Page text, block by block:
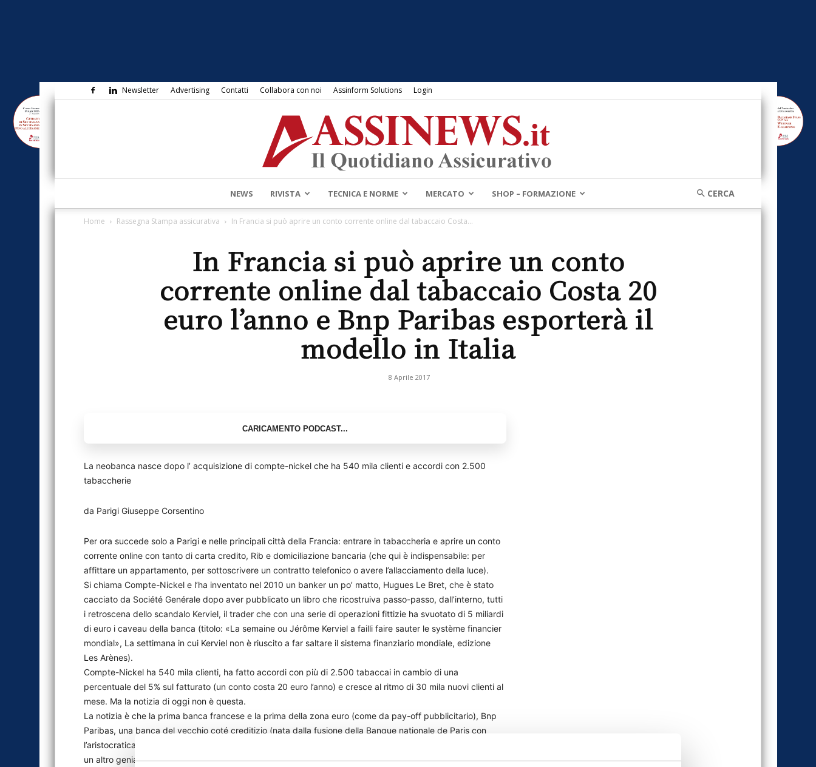
Newsletter Advertising Contatti Collabora con noi Assinform Solutions Login
Assinews.it
NEWS RIVISTA TECNICA E NORME MERCATO SHOP – FORMAZIONE
Home Rassegna Stampa assicurativa In Francia si può aprire un conto corrente online dal tabaccaio Costa...
In Francia si può aprire un conto
corrente online dal tabaccaio Costa 20
euro l’anno e Bnp Paribas esporterà il
modello in Italia
8 Aprile 2017
La neobanca nasce dopo l’ acquisizione di compte-nickel che ha 540 mila clienti e accordi con 2.500
tabaccherie
da Parigi Giuseppe Corsentino
Per ora succede solo a Parigi e nelle principali città della Francia: entrare in tabaccheria e aprire un conto
corrente online con tanto di carta credito, Rib e domiciliazione bancaria (che qui è indispensabile: per
affittare un appartamento, per sottoscrivere un contratto telefonico o avere l’allacciamento della luce).
Si chiama Compte-Nickel e l’ha inventato nel 2010 un banker un po’ matto, Hugues Le Bret, che è stato
cacciato da Société Genérale dopo aver pubblicato un libro che ricostruiva passo-passo, dall’interno, tutti
i retroscena dello scandalo Kerviel, il trader che con una serie di operazioni fittizie ha svuotato di 5 miliardi
di euro i caveau della banca (titolo: «La semaine ou Jérôme Kerviel a failli faire sauter le système financier
mondial», La settimana in cui Kerviel non è riuscito a far saltare il sistema finanziario mondiale, edizione
Les Arènes).
Compte-Nickel ha 540 mila clienti, ha fatto accordi con più di 2.500 tabaccai in cambio di una
percentuale del 5% sul fatturato (un conto costa 20 euro l’anno) e cresce al ritmo di 30 mila nuovi clienti al
mese. Ma la notizia di oggi non è questa.
La notizia è che la prima banca francese e la prima della zona euro (come da pay-off pubblicitario), Bnp
Paribas, una banca del vecchio coté creditizio (nata dalla fusione della Banque nationale de Paris con
l’aristocratica Banque de Paris et des Pays Bas) ha comprato Compte-Nickel di Le Bret (e del suo socio,
un altro geniaccio dell’informatica, Ryad Boulanouar, un ingegnere di origine algerina che ha inventato il